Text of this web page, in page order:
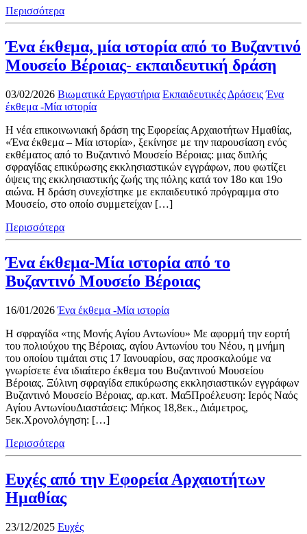
Περισσότερα
Ένα έκθεμα, μία ιστορία από το Βυζαντινό
Μουσείο Βέροιας- εκπαιδευτική δράση
03/02/2026 Βιωματικά Εργαστήρια Εκπαιδευτικές Δράσεις Ένα
έκθεμα -Μία ιστορία
Η νέα επικοινωνιακή δράση της Εφορείας Αρχαιοτήτων Ημαθίας,
«Ένα έκθεμα – Μία ιστορία», ξεκίνησε με την παρουσίαση ενός
εκθέματος από το Βυζαντινό Μουσείο Βέροιας: μιας διπλής
σφραγίδας επικύρωσης εκκλησιαστικών εγγράφων, που φωτίζει
όψεις της εκκλησιαστικής ζωής της πόλης κατά τον 18ο και 19ο
αιώνα. Η δράση συνεχίστηκε με εκπαιδευτικό πρόγραμμα στο
Μουσείο, στο οποίο συμμετείχαν […]
Περισσότερα
Ένα έκθεμα-Μία ιστορία από το
Βυζαντινό Μουσείο Βέροιας
16/01/2026 Ένα έκθεμα -Μία ιστορία
H σφραγίδα «της Μονής Αγίου Αντωνίου» Με αφορμή την εορτή
του πολιούχου της Βέροιας, αγίου Αντωνίου του Νέου, η μνήμη
του οποίου τιμάται στις 17 Ιανουαρίου, σας προσκαλούμε να
γνωρίσετε ένα ιδιαίτερο έκθεμα του Βυζαντινού Μουσείου
Βέροιας. Ξύλινη σφραγίδα επικύρωσης εκκλησιαστικών εγγράφων
Βυζαντινό Μουσείο Βέροιας, αρ.κατ. Μα5Προέλευση: Ιερός Ναός
Αγίου ΑντωνίουΔιαστάσεις: Μήκος 18,8εκ., Διάμετρος,
5εκ.Χρονολόγηση: […]
Περισσότερα
Ευχές από την Εφορεία Αρχαιοτήτων
Ημαθίας
23/12/2025 Ευχές